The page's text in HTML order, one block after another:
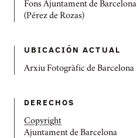
Fons Ajuntament de Barcelona
(Pérez de Rozas)
UBICACIÓN ACTUAL
Arxiu Fotogràfic de Barcelona
DERECHOS
Copyright
Ajuntament de Barcelona